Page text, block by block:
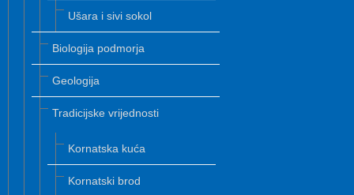
Ušara i sivi sokol
Biologija podmorja
Geologija
Tradicijske vrijednosti
Kornatska kuća
Kornatski brod